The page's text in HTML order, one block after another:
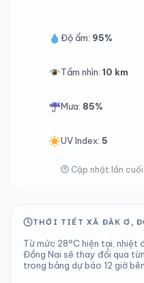
Độ ẩm: 95%
Tầm nhìn: 10 km
Mưa: 85%
UV Index: 5
Cập nhật lần
THỜI TIẾT XÃ ĐĂK Ơ,
Từ mức 28°C hiện tại, nhiệt
Đồng Nai sẽ thay đổi qua
trong bảng dự báo 12 giờ